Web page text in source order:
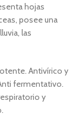
hojas
posee una
las
Antivírico y
fermentativo.
y